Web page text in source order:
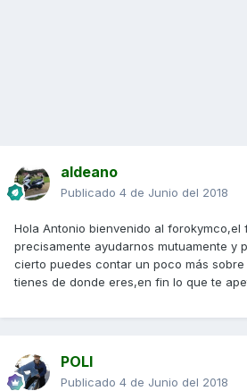
aldeano
Publicado 4 de Junio del 2018
Hola Antonio bienvenido al forokymco,el
precisamente ayudarnos mutuamente y
cierto puedes contar un poco más
tienes de donde eres,en fin lo que te
POLI
Publicado 4 de Junio del 2018